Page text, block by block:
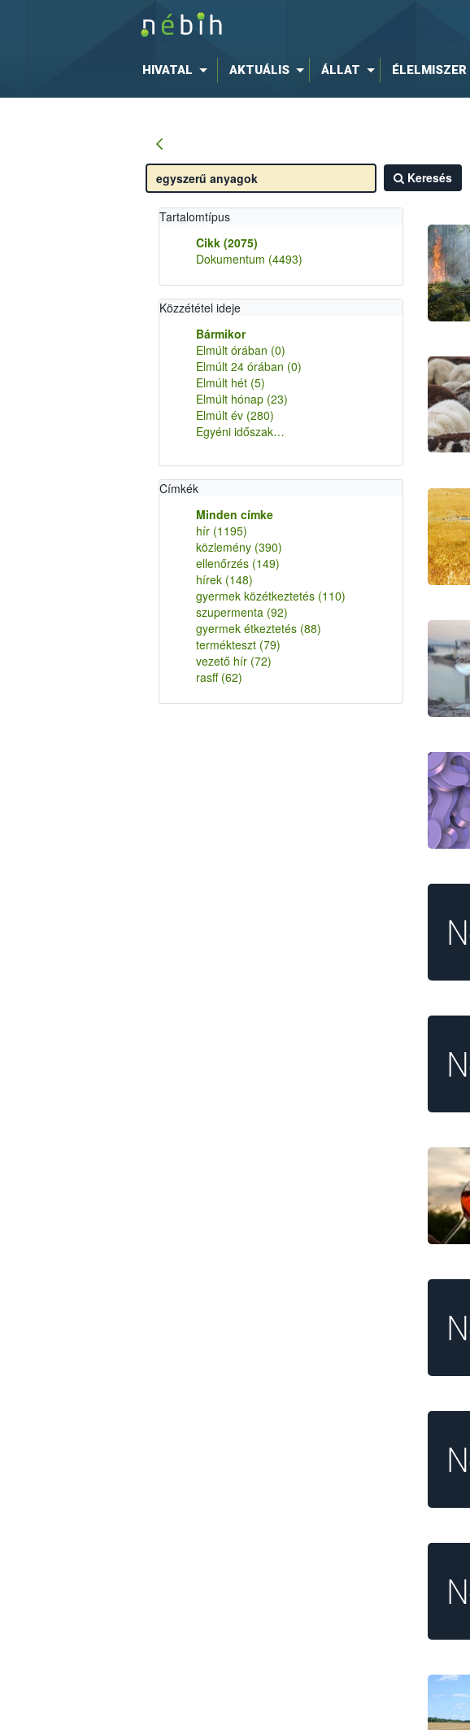
HIVATAL AKTUÁLIS ÁLLAT ÉLELMISZER
Keresés
Tartalomtípus
Cikk (2075)
Dokumentum (4493)
Közzététel ideje
Bármikor
Elmúlt órában (0)
Elmúlt 24 órában (0)
Elmúlt hét (5)
Elmúlt hónap (23)
Elmúlt év (280)
Egyéni időszak…
Címkék
Minden címke
hír (1195)
közlemény (390)
ellenőrzés (149)
hírek (148)
gyermek közétkeztetés (110)
szupermenta (92)
gyermek étkeztetés (88)
termékteszt (79)
vezető hír (72)
rasff (62)